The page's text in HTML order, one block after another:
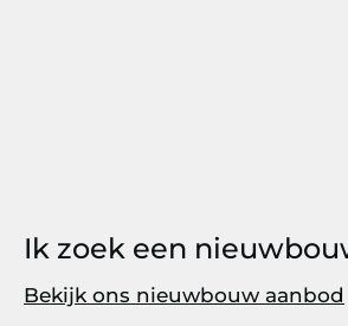
Ik zoek een
Bekijk ons nieuwbouw aanbod